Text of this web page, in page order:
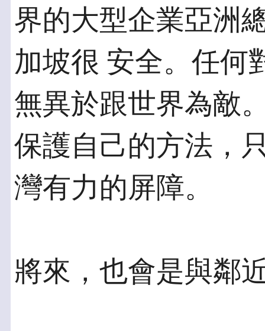
界的大型企業亞洲
加坡很 安全。任何
無異於跟世界為敵
保護自己的方法，
灣有力的屏障。
將來，也會是與鄰